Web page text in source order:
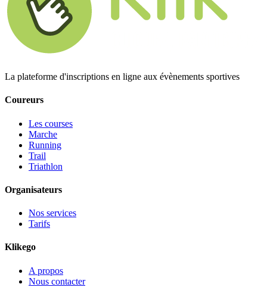
La plateforme d'inscriptions en ligne aux évènements sportives
Coureurs
Les courses
Marche
Running
Trail
Triathlon
Organisateurs
Nos services
Tarifs
Klikego
A propos
Nous contacter